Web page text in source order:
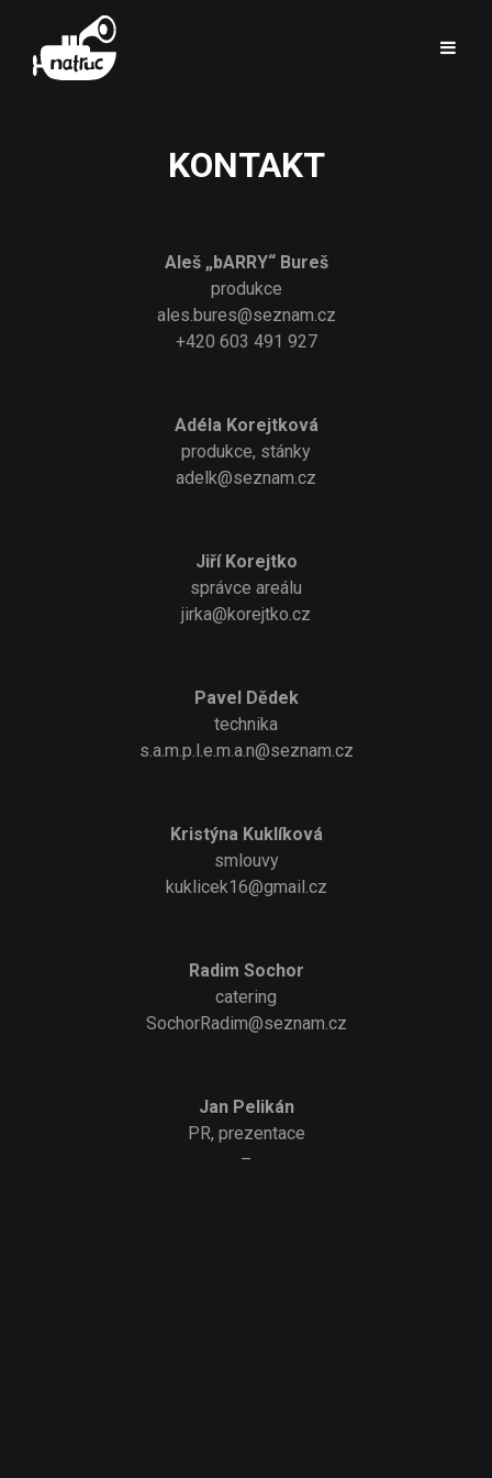
KONTAKT
Aleš „bARRY“ Bureš
produkce
ales.bures@seznam.cz
+420 603 491 927
Adéla Korejtková
produkce, stánky
adelk@seznam.cz
Jiří Korejtko
správce areálu
jirka@korejtko.cz
Pavel Dědek
technika
s.a.m.p.l.e.m.a.n@seznam.cz
Kristýna Kuklíková
smlouvy
kuklicek16@gmail.cz
Radim Sochor
catering
SochorRadim@seznam.cz
Jan Pelikán
PR, prezentace
–